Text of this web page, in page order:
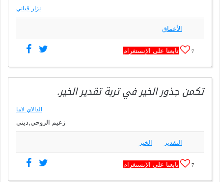
نزار قباني
الأعماق
7 تابعنا على الإنستغرام
تكمن جذور الخير في تربة تقدير الخير.
الدالاي لاما
زعيم الروحي,ديني
التقدير الخير
7 تابعنا على الإنستغرام